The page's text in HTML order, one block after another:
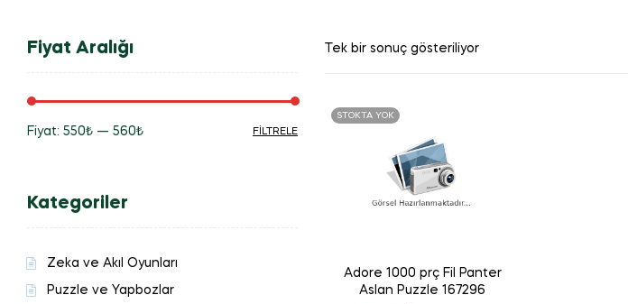
Tek bir sonuç gösteriliyor
STOKTA YOK
Adore 1000 prç Fil Panter
Aslan Puzzle 167296
Fiyat Aralığı
FILTRELE
Fiyat: 550₺ — 560₺
Kategoriler
Zeka ve Akıl Oyunları
Puzzle ve Yapbozlar